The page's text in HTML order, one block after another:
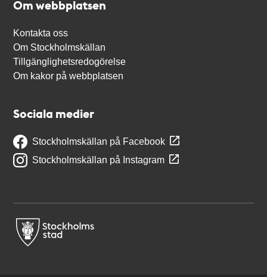
Om webbplatsen
Kontakta oss
Om Stockholmskällan
Tillgänglighetsredogörelse
Om kakor på webbplatsen
Sociala medier
Stockholmskällan på Facebook
Stockholmskällan på Instagram